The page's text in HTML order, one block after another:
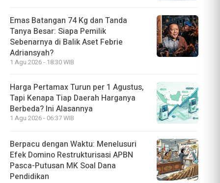
Emas Batangan 74 Kg dan Tanda
Tanya Besar: Siapa Pemilik
Sebenarnya di Balik Aset Febrie
Adriansyah?
1 Agu 2026 - 18:30 WIB
Harga Pertamax Turun per 1 Agustus,
Tapi Kenapa Tiap Daerah Harganya
Berbeda? Ini Alasannya
1 Agu 2026 - 06:37 WIB
Berpacu dengan Waktu: Menelusuri
Efek Domino Restrukturisasi APBN
Pasca-Putusan MK Soal Dana
Pendidikan